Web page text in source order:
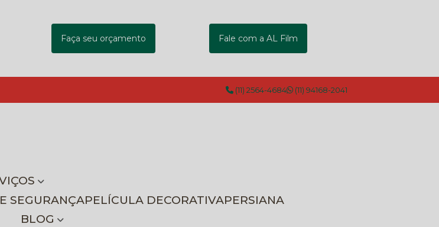
Faça seu orçamento Fale com a AL Film
(11) 2564-4684 (11) 94168-2041
SEGURANÇA PELÍCULA DECORATIVA
PERSIANA
BLOG